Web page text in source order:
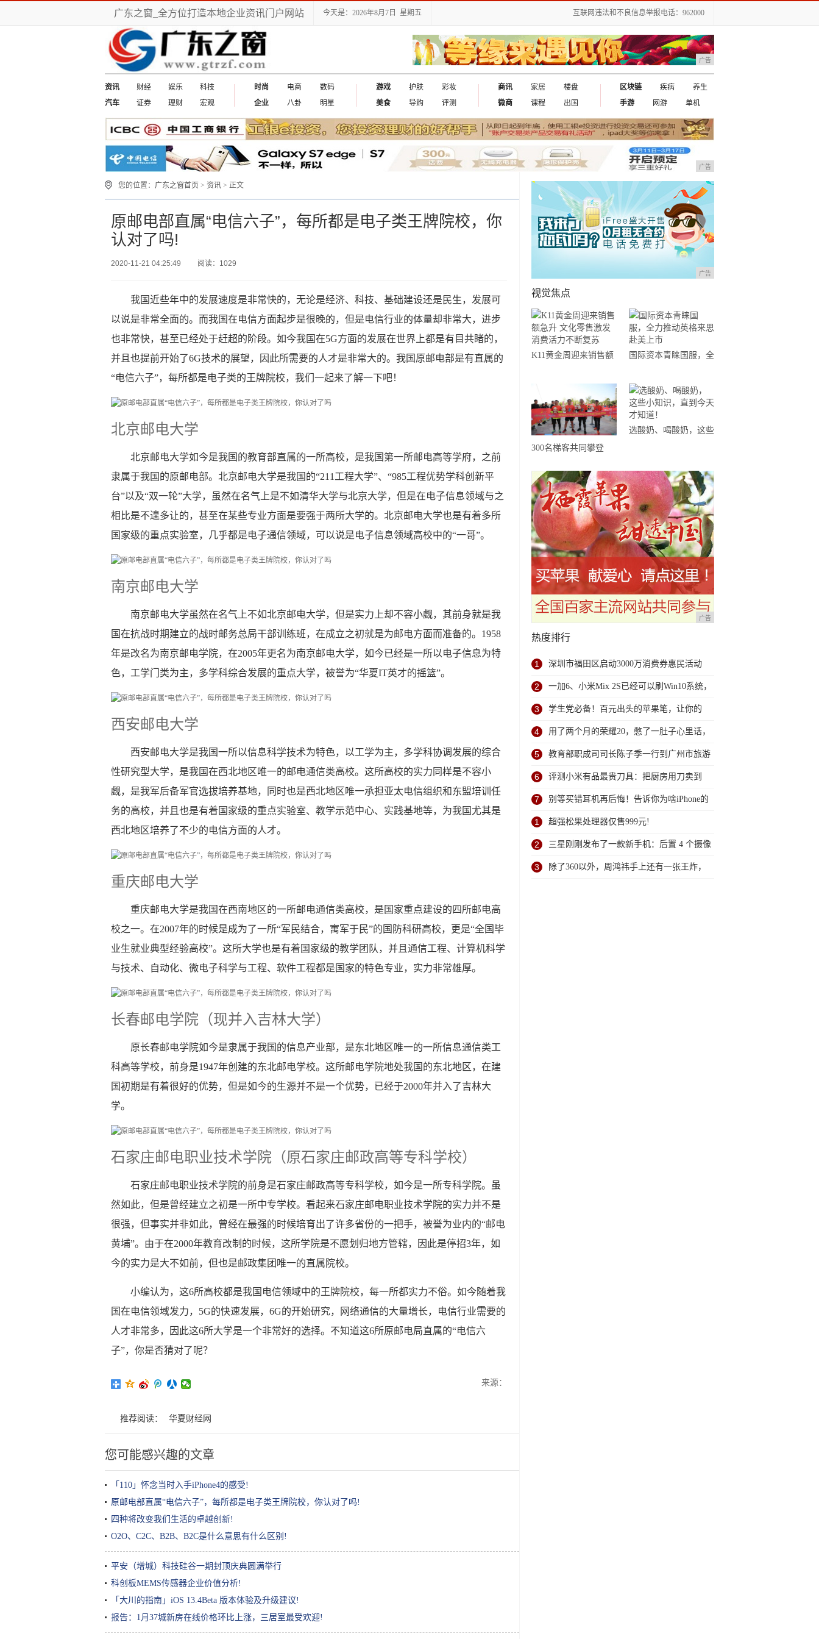
广东之窗_全方位打造本地企业资讯门户网站 今天是：2026年8月7日 星期五 互联网违法和不良信息举报电话：962000
广告
资讯 财经 娱乐
科技
汽车
证券 理财 宏观
时尚 电商
数码
企业
八卦 明星
游戏 护肤
彩妆
美食
导购 评测
商讯 家居
楼盘
微商
课程 出国
区块链 疾病
养生
手游
网游 单机
广告
您的位置： 广东之窗首页 > 资讯 > 正文
原邮电部直属“电信六子”，每所都是电子类王牌院校，你
认对了吗!
2020-11-21 04:25:49 阅读：1029
我国近些年中的发展速度是非常快的，无论是经济、科技、基础建设还是民生，发展可
以说是非常全面的。而我国在电信方面起步是很晚的，但是电信行业的体量却非常大，进步
也非常快，甚至已经处于赶超的阶段。如今我国在5G方面的发展在世界上都是有目共睹的，
并且也提前开始了6G技术的展望，因此所需要的人才是非常大的。我国原邮电部是有直属的
“电信六子”，每所都是电子类的王牌院校，我们一起来了解一下吧！
北京邮电大学
北京邮电大学如今是我国的教育部直属的一所高校，是我国第一所邮电高等学府，之前
隶属于我国的原邮电部。北京邮电大学是我国的“211工程大学”、“985工程优势学科创新平
台”以及“双一轮”大学，虽然在名气上是不如清华大学与北京大学，但是在电子信息领域与之
相比是不遑多让的，甚至在某些专业方面是要强于两所大学的。北京邮电大学也是有着多所
国家级的重点实验室，几乎都是电子通信领域，可以说是电子信息领域高校中的“一哥”。
南京邮电大学
南京邮电大学虽然在名气上不如北京邮电大学，但是实力上却不容小觑，其前身就是我
国在抗战时期建立的战时邮务总局干部训练班，在成立之初就是为邮电方面而准备的。1958
年是改名为南京邮电学院，在2005年更名为南京邮电大学，如今已经是一所以电子信息为特
色，工学门类为主，多学科综合发展的重点大学，被誉为“华夏IT英才的摇篮”。
西安邮电大学
西安邮电大学是我国一所以信息科学技术为特色，以工学为主，多学科协调发展的综合
性研究型大学，是我国在西北地区唯一的邮电通信类高校。这所高校的实力同样是不容小
觑，是我军后备军官选拔培养基地，同时也是西北地区唯一承担亚太电信组织和东盟培训任
务的高校，并且也是有着国家级的重点实验室、教学示范中心、实践基地等，为我国尤其是
西北地区培养了不少的电信方面的人才。
重庆邮电大学
重庆邮电大学是我国在西南地区的一所邮电通信类高校，是国家重点建设的四所邮电高
校之一。在2007年的时候是成为了一所“军民结合，寓军于民”的国防科研高校，更是“全国毕
业生就业典型经验高校”。这所大学也是有着国家级的教学团队，并且通信工程、计算机科学
与技术、自动化、微电子科学与工程、软件工程都是国家的特色专业，实力非常雄厚。
长春邮电学院（现并入吉林大学）
原长春邮电学院如今是隶属于我国的信息产业部，是东北地区唯一的一所信息通信类工
科高等学校，前身是1947年创建的东北邮电学校。这所邮电学院地处我国的东北地区，在建
国初期是有着很好的优势，但是如今的生源并不是一个优势，已经于2000年并入了吉林大
学。
石家庄邮电职业技术学院（原石家庄邮政高等专科学校）
石家庄邮电职业技术学院的前身是石家庄邮政高等专科学校，如今是一所专科学院。虽
然如此，但是曾经建立之初是一所中专学校。看起来石家庄邮电职业技术学院的实力并不是
很强，但事实并非如此，曾经在最强的时候培育出了许多省份的一把手，被誉为业内的“邮电
黄埔”。由于在2000年教育改制的时候，这所学院是不愿划归地方管辖，因此是停招3年，如
今的实力是大不如前，但也是邮政集团唯一的直属院校。
小编认为，这6所高校都是我国电信领域中的王牌院校，每一所都实力不俗。如今随着我
国在电信领域发力，5G的快速发展，6G的开始研究，网络通信的大量增长，电信行业需要的
人才非常多，因此这6所大学是一个非常好的选择。不知道这6所原邮电局直属的“电信六
子”，你是否猜对了呢？
来源：
推荐阅读： 华夏财经网
您可能感兴趣的文章
「110」怀念当时入手iPhone4的感受!
原邮电部直属“电信六子”，每所都是电子类王牌院校，你认对了吗!
四种将改变我们生活的卓越创新!
O2O、C2C、B2B、B2C是什么意思有什么区别!
平安（增城）科技硅谷一期封顶庆典圆满举行
科创板MEMS传感器企业价值分析!
「大川的指南」iOS 13.4Beta 版本体验及升级建议!
报告：1月37城新房在线价格环比上涨，三居室最受欢迎!
广告
视觉焦点
K11黄金周迎来销售额
国际资本青睐国服，全
市
300名梯客共同攀登
级精英赛顺德海骏达中
心站欢乐开跑
选酸奶、喝酸奶，这些
广告
热度排行
1 深圳市福田区启动3000万消费券惠民活动
2 一加6、小米Mix 2S已经可以刷Win10系统，
网友：安卓提不动刀了？
3 学生党必备！百元出头的苹果笔，让你的
iPad成为学习神器
4 用了两个月的荣耀20，憋了一肚子心里话，
今天终于一吐为快
5 教育部职成司司长陈子季一行到广州市旅游
商务职业学校考察调研
6 评测小米有品最贵刀具：把厨房用刀卖到
999元的秘密
7 别等买错耳机再后悔！告诉你为啥iPhone的
耳机在安卓手机上不能用
1 超强松果处理器仅售999元!
2 三星刚刚发布了一款新手机：后置 4 个摄像
头！市面第一款!
3 除了360以外，周鸿祎手上还有一张王炸，